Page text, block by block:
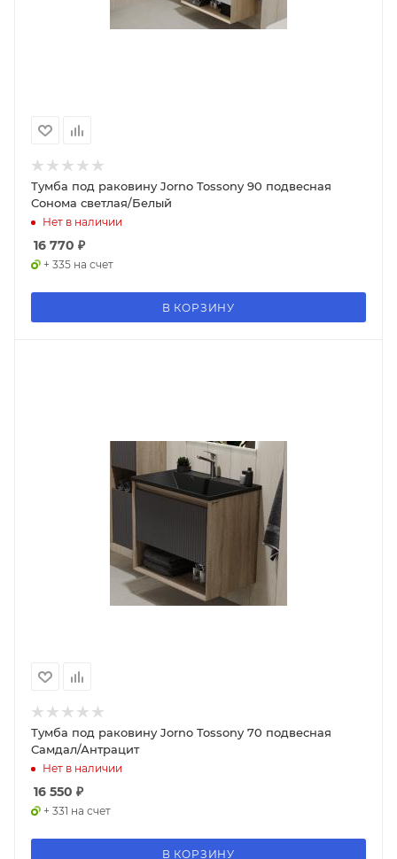
Тумба под раковину Jorno Tossony 90 подвесная
Сонома светлая/Белый
Нет в наличии
16 770 ₽
+ 335 на счет
В КОРЗИНУ
Тумба под раковину Jorno Tossony 70 подвесная
Самдал/Антрацит
Нет в наличии
16 550 ₽
+ 331 на счет
В КОРЗИНУ